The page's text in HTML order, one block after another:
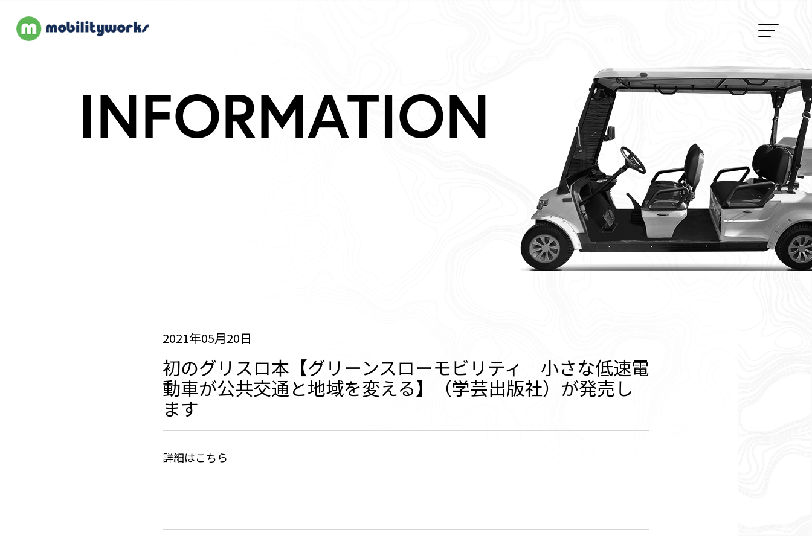
INFORMATION
2021年05月20日
初のグリスロ本【グリーンスローモビリティ 小さな低速電
動車が公共交通と地域を変える】（学芸出版社）が発売し
ます
詳細はこちら